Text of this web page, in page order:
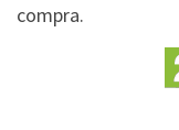
compra.